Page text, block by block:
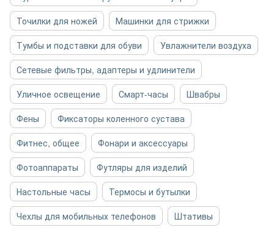
Точилки для ножей
Машинки для стрижки
Тумбы и подставки для обуви
Увлажнители воздуха
Сетевые фильтры, адаптеры и удлинители
Уличное освещение
Смарт-часы
Швабры
Фены
Фиксаторы коленного сустава
Фитнес, общее
Фонари и аксессуары
Фотоаппараты
Футляры для изделий
Настольные часы
Термосы и бутылки
Чехлы для мобильных телефонов
Штативы